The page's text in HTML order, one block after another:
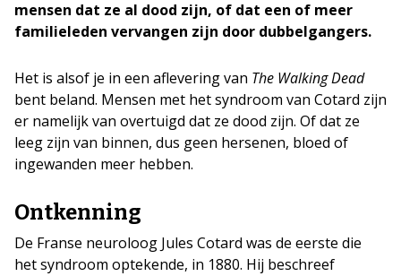
mensen dat ze al dood zijn, of dat een of meer
familieleden vervangen zijn door dubbelgangers.
Het is alsof je in een aflevering van The Walking Dead
bent beland. Mensen met het syndroom van Cotard zijn
er namelijk van overtuigd dat ze dood zijn. Of dat ze
leeg zijn van binnen, dus geen hersenen, bloed of
ingewanden meer hebben.
Ontkenning
De Franse neuroloog Jules Cotard was de eerste die
het syndroom optekende, in 1880. Hij beschreef